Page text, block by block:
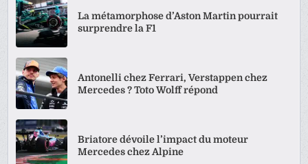
La métamorphose d’Aston Martin pourrait
surprendre la F1
Antonelli chez Ferrari, Verstappen chez
Mercedes ? Toto Wolff répond
Briatore dévoile l’impact du moteur
Mercedes chez Alpine